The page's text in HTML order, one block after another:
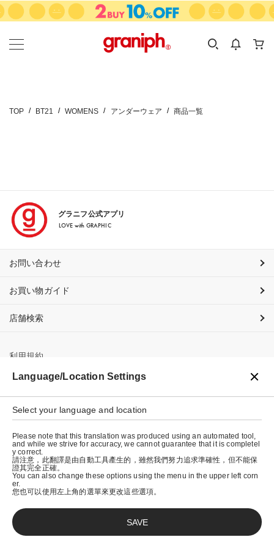
カテゴリーから探す
KIDS
カテゴリ
サイズ
TOP BT21 WOMENS アンダーウェア 商品一覧
グラニフ公式アプリ
LOVE with GRAPHIC
お問い合わせ
お買い物ガイド
店舗検索
利用規約
プライバシーポリシー
特定商取引法に基づく表示
会社概要
© graniph inc.
Language/Location Settings
Select your language and location
Please note that this translation was produced using an automated tool,
and while we strive for accuracy, we cannot guarantee that it is completel
y correct.
請注意，此翻譯是由自動工具產生的，雖然我們努力追求準確性，但不能保
證其完全正確。
You can also change these options using the menu in the upper left corn
er.
您也可以使用左上角的選單來更改這些選項。
SAVE